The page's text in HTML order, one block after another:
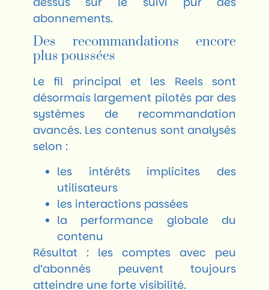
abonnements.
Des recommandations encore
plus poussées
Le fil principal et les Reels sont
désormais largement pilotés par des
systèmes de recommandation
avancés. Les contenus sont analysés
selon :
les intérêts implicites des
utilisateurs
les interactions passées
la performance globale du
contenu
Résultat : les comptes avec peu
d’abonnés peuvent toujours
atteindre une forte visibilité.